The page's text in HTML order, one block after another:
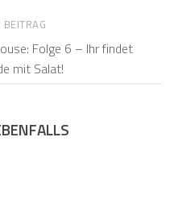
BEITRAG
Folge 6 – Ihr findet
mit Salat!